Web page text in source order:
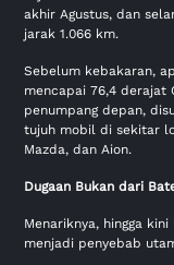
akhir Agustus, dan
jarak 1.066 km.
Sebelum kebakaran,
mencapai 76,4 derajat
penumpang depan,
tujuh mobil di sekitar
Mazda, dan Aion.
Dugaan Bukan dari
Menariknya, hingga
menjadi penyebab